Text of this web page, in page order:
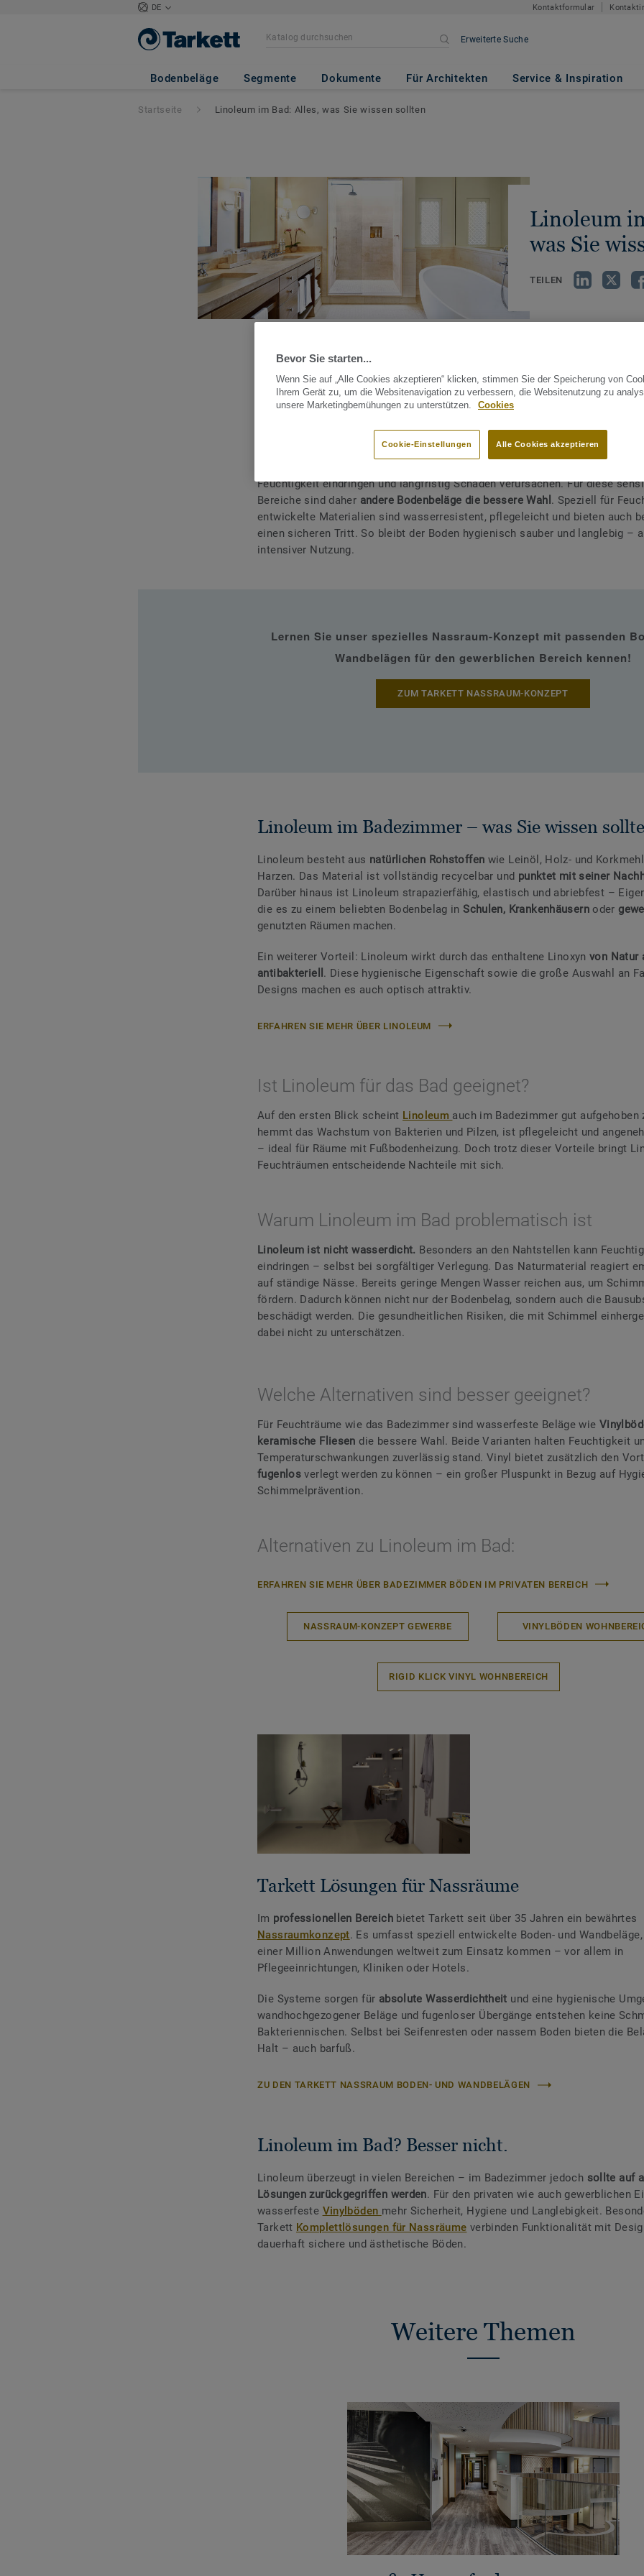
DE Kontaktformular
Erweiterte Suche
Bodenbeläge Segmente Dokumente Für Architekten Service & Inspiration
Startseite Linoleum im Bad: Alles, was Sie wissen sollten
Linoleum
was Sie
TEILEN
standhalten. Hohe Luftfeuchtigkeit ist dort alltäglich, und rund um Dusche,
oder Waschbecken gelangt regelmäßig Wasser auf den Boden. Linoleum ist
Feuchtigkeit eindringen und langfristig Schäden verursachen. Für diese
Bereiche sind daher andere Bodenbeläge die bessere Wahl . Speziell für
entwickelte Materialien sind wasserresistent, pflegeleicht und bieten auch
einen sicheren Tritt. So bleibt der Boden hygienisch sauber und langlebig –
intensiver Nutzung.
Lernen Sie unser spezielles Nassraum-Konzept mit passenden
Wandbelägen für den gewerblichen Bereich kennen!
ZUM TARKETT NASSRAUM-KONZEPT
Linoleum im Badezimmer – was Sie wissen
Linoleum besteht aus natürlichen Rohstoffen wie Leinöl, Holz- und
Harzen. Das Material ist vollständig recycelbar und punktet mit seiner
Darüber hinaus ist Linoleum strapazierfähig, elastisch und abriebfest –
die es zu einem beliebten Bodenbelag inSchulen, Krankenhäusernoder
genutzten Räumen machen.
Ein weiterer Vorteil: Linoleum wirkt durch das enthaltene Linoxynvon Natur
antibakteriell . Diese hygienische Eigenschaft sowie die große Auswahl an
Designs machen es auch optisch attraktiv.
ERFAHREN SIE MEHR ÜBER LINOLEUM
Ist Linoleum für das Bad geeignet?
Auf den ersten Blick scheint Linoleum auch im Badezimmer gut aufgehoben
hemmt das Wachstum von Bakterien und Pilzen, ist pflegeleicht und
– ideal für Räume mit Fußbodenheizung. Doch trotz dieser Vorteile bringt
Feuchträumen entscheidende Nachteile mit sich.
Warum Linoleum im Bad problematisch ist
Linoleum ist nicht wasserdicht. Besonders an den Nahtstellen kann
eindringen – selbst bei sorgfältiger Verlegung. Das Naturmaterial reagiert
auf ständige Nässe. Bereits geringe Mengen Wasser reichen aus, um
fördern. Dadurch können nicht nur der Bodenbelag, sondern auch die
beschädigt werden. Die gesundheitlichen Risiken, die mit Schimmel
dabei nicht zu unterschätzen.
Welche Alternativen sind besser geeignet?
Für Feuchträume wie das Badezimmer sind wasserfeste Beläge wie
keramische Fliesen die bessere Wahl. Beide Varianten halten Feuchtigkeit
Temperaturschwankungen zuverlässig stand. Vinyl bietet zusätzlich den
fugenlosverlegt werden zu können – ein großer Pluspunkt in Bezug auf
Schimmelprävention.
Alternativen zu Linoleum im Bad:
ERFAHREN SIE MEHR ÜBER BADEZIMMER BÖDEN IM PRIVATEN BEREICH
NASSRAUM-KONZEPT GEWERBE VINYLBÖDEN
RIGID KLICK VINYL WOHNBEREICH
Tarkett Lösungen für Nassräume
Im professionellen Bereichbietet Tarkett seit über 35 Jahren ein bewährtes
Nassraumkonzept. Es umfasst speziell entwickelte Boden- und
einer Million Anwendungen weltweit zum Einsatz kommen – vor allem in
Pflegeeinrichtungen, Kliniken oder Hotels.
Die Systeme sorgen für absolute Wasserdichtheit und eine hygienische
wandhochgezogener Beläge und fugenloser Übergänge entstehen keine
Bakteriennischen. Selbst bei Seifenresten oder nassem Boden bieten die
Halt – auch barfuß.
ZU DEN TARKETT NASSRAUM BODEN- UND WANDBELÄGEN
Linoleum im Bad? Besser nicht.
Linoleum überzeugt in vielen Bereichen – im Badezimmer jedoch sollte auf
Lösungen zurückgegriffen werden. Für den privaten wie auch gewerblichen
wasserfeste Vinylböden mehr Sicherheit, Hygiene und Langlebigkeit.
Tarkett Komplettlösungen für Nassräume verbinden Funktionalität mit
dauerhaft sichere und ästhetische Böden.
Weitere Themen
Bevor Sie starten...
Wenn Sie auf „Alle Cookies akzeptieren“ klicken, stimmen Sie der Speicherung von
Ihrem Gerät zu, um die Websitenavigation zu verbessern, die Websitenutzung zu
unsere Marketingbemühungen zu unterstützen.
Cookies
Alle Cookies akzeptieren
Cookie-Einstellungen